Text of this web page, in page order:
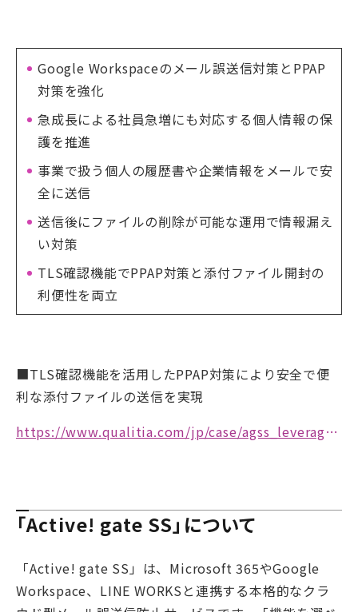
Google Workspaceのメール誤送信対策とPPAP
対策を強化
急成長による社員急増にも対応する個人情報の保
護を推進
事業で扱う個人の履歴書や企業情報をメールで安
全に送信
送信後にファイルの削除が可能な運用で情報漏え
い対策
TLS確認機能でPPAP対策と添付ファイル開封の
利便性を両立
■TLS確認機能を活用したPPAP対策により安全で便
利な添付ファイルの送信を実現
https://www.qualitia.com/jp/case/agss_leverages.html
「Active! gate SS」について
「Active! gate SS」は、Microsoft 365やGoogle
Workspace、LINE WORKSと連携する本格的なクラ